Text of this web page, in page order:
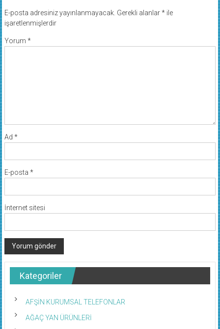
E-posta adresiniz yayınlanmayacak. Gerekli alanlar*ile
işaretlenmişlerdir
Yorum *
Ad *
E-posta *
İnternet sitesi
Kategoriler
AFŞİN KURUMSAL TELEFONLAR
AĞAÇ YAN ÜRÜNLERİ